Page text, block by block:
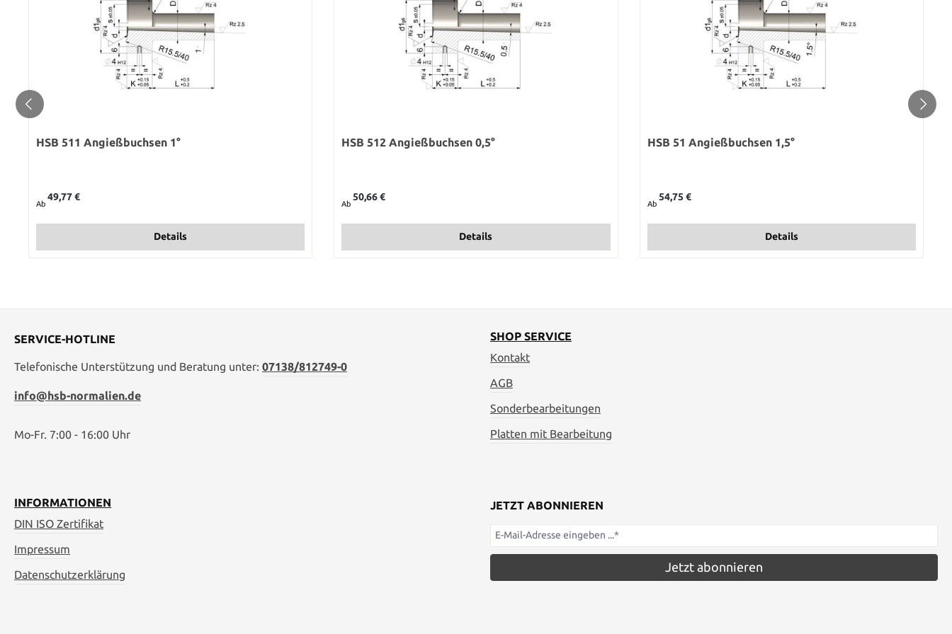
HSB 511 Angießbuchsen 1°
Ab
49,77 €
Details
HSB 512 Angießbuchsen 0,5°
Ab
50,66 €
Details
HSB 51 Angießbuchsen 1,5°
Ab
54,75 €
Details
SERVICE-HOTLINE
Telefonische Unterstützung und Beratung unter: 07138/812749-0
info@hsb-normalien.de
Mo-Fr. 7:00 - 16:00 Uhr
SHOP SERVICE
Kontakt
AGB
Sonderbearbeitungen
Platten mit Bearbeitung
INFORMATIONEN
DIN ISO Zertifikat
Impressum
Datenschutzerklärung
JETZT ABONNIEREN
Jetzt abonnieren